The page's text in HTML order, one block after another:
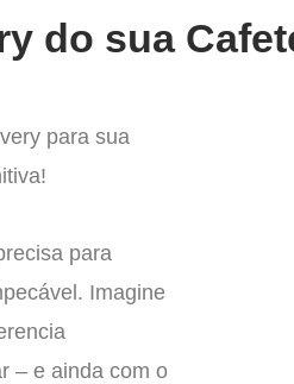
do sua
para sua
para
Imagine
– e ainda com o